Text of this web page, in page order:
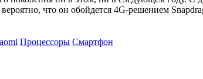
что он обойдется 4G-решением
Процессоры Смартфон